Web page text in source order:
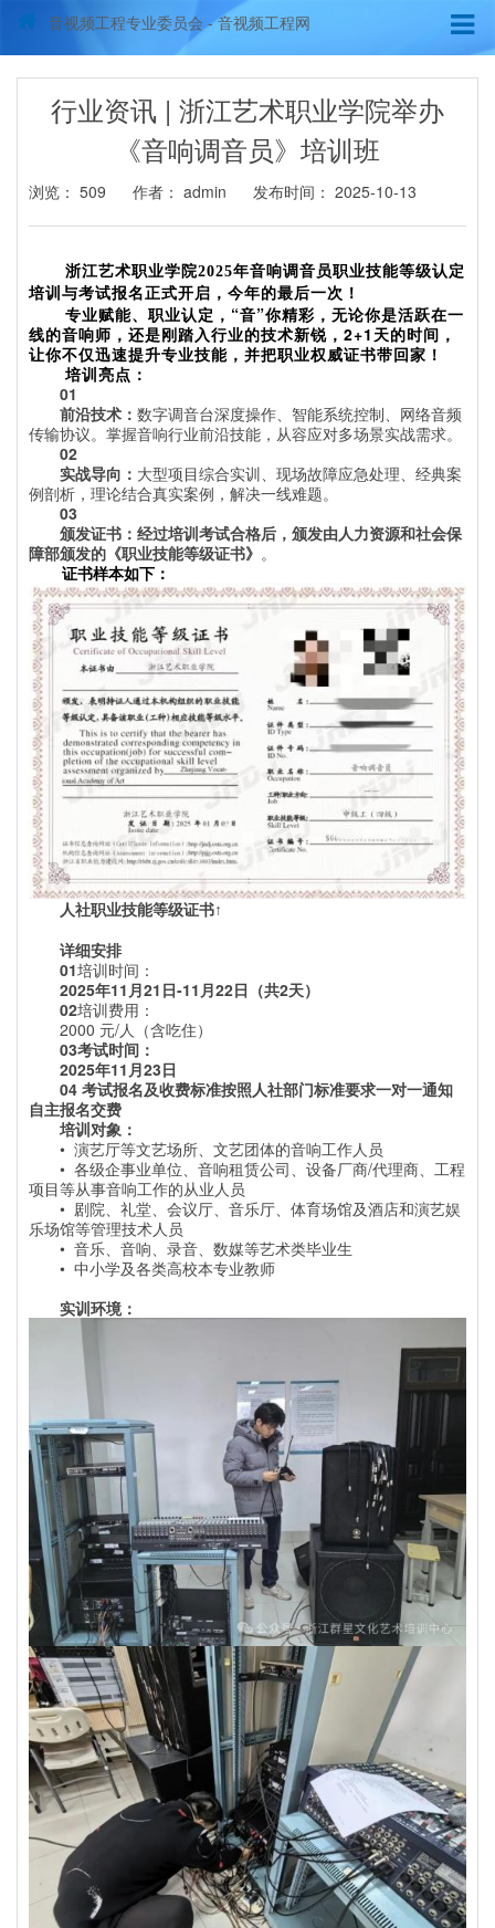
音视频工程专业委员会 - 音视频工程网
行业资讯 | 浙江艺术职业学院举办
《音响调音员》培训班
浏览： 509 作者： admin 发布时间： 2025-10-13
浙江艺术职业学院2025年音响调音员职业技能等级认定
培训与考试报名正式开启，今年的最后一次！
专业赋能、职业认定，“音”你精彩，无论你是活跃在一
线的音响师，还是刚踏入行业的技术新锐，2+1天的时间，
让你不仅迅速提升专业技能，并把职业权威证书带回家！
培训亮点：
01
前沿技术： 数字调音台深度操作、智能系统控制、网络音频
传输协议。掌握音响行业前沿技能，从容应对多场景实战需求。
02
实战导向： 大型项目综合实训、现场故障应急处理、经典案
例剖析，理论结合真实案例，解决一线难题。
03
颁发证书：经过培训考试合格后，颁发由人力资源和社会保
障部颁发的《职业技能等级证书》 。
证书样本如下：
人社职业技能等级证书↑
详细安排
01培训时间：
2025年11月21日-11月22日（共2天）
02培训费用：
2000 元/人（含吃住）
03考试时间：
2025年11月23日
04 考试报名及收费标准按照人社部门标准要求一对一通知
自主报名交费
培训对象：
• 演艺厅等文艺场所、文艺团体的音响工作人员
• 各级企事业单位、音响租赁公司、设备厂商/代理商、工程
项目等从事音响工作的从业人员
• 剧院、礼堂、会议厅、音乐厅、体育场馆及酒店和演艺娱
乐场馆等管理技术人员
• 音乐、音响、录音、数媒等艺术类毕业生
• 中小学及各类高校本专业教师
实训环境：